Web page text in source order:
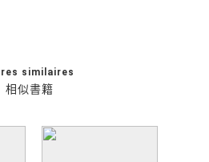
相似書籍
similaires